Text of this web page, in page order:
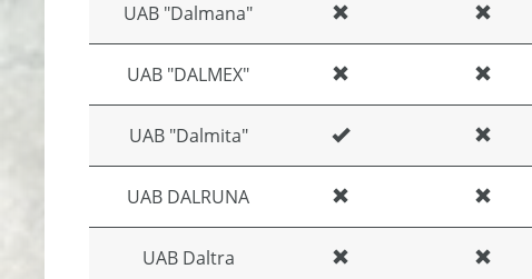
UAB "Dalmana"
UAB "DALMEX"
UAB "Dalmita"
UAB DALRUNA
UAB Daltra